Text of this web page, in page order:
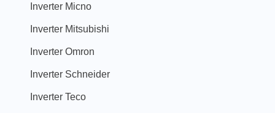
Inverter Micno
Inverter Mitsubishi
Inverter Omron
Inverter Schneider
Inverter Teco